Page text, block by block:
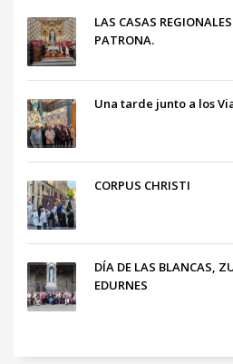
LAS CASAS
PATRONA.
Una tarde junto a los
CORPUS CHRISTI
DÍA DE LAS BLANCAS,
EDURNES